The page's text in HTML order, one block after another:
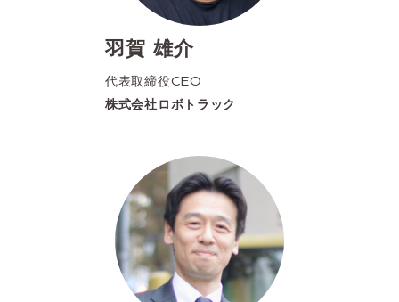
羽賀 雄介
代表取締役CEO
株式会社ロボトラック